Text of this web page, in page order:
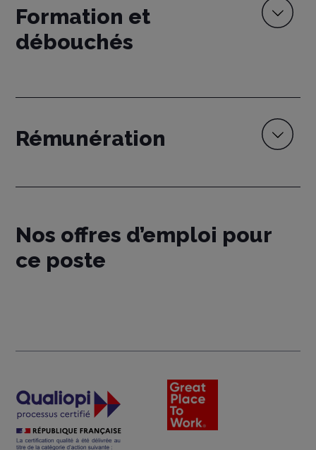
Formation et
débouchés
Rémunération
Nos offres d’emploi pour
ce poste